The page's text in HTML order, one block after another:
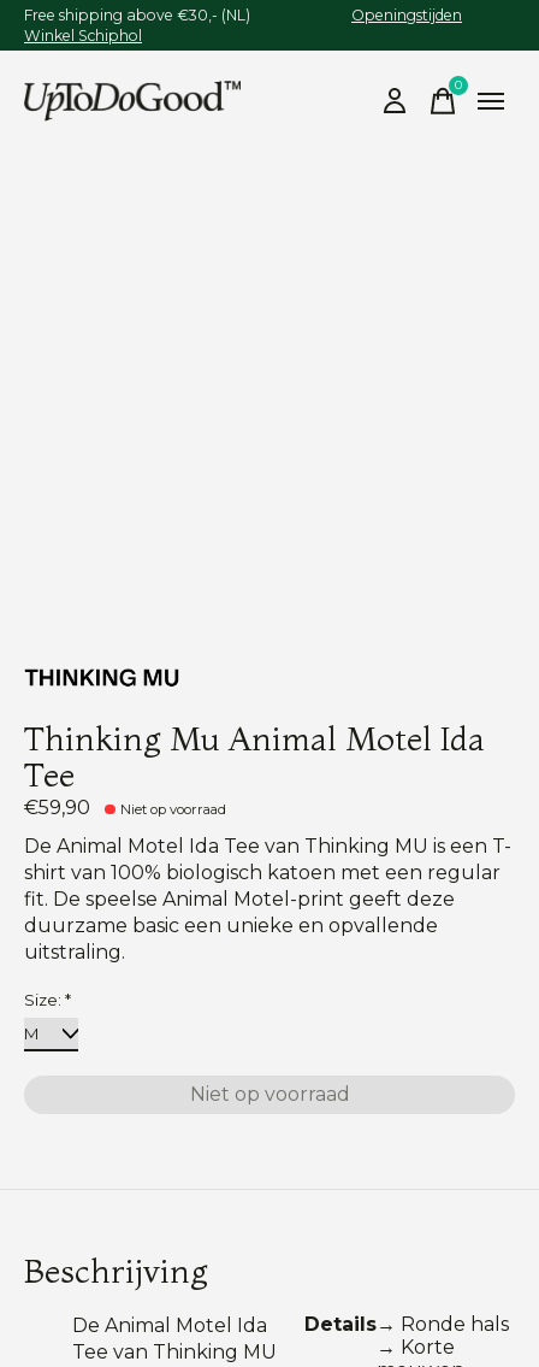
Free shipping above €30,- (NL) Openingstijden
Winkel Schiphol
0items
Thinking Mu Animal Motel Ida
Tee
€59,90 Niet op voorraad
De Animal Motel Ida Tee van Thinking MU is een T-
shirt van 100% biologisch katoen met een regular
fit. De speelse Animal Motel-print geeft deze
duurzame basic een unieke en opvallende
uitstraling.
Size: *
Niet op voorraad
Beschrijving
De Animal Motel Ida
Tee van Thinking MU
Details→ Ronde hals
→ Korte